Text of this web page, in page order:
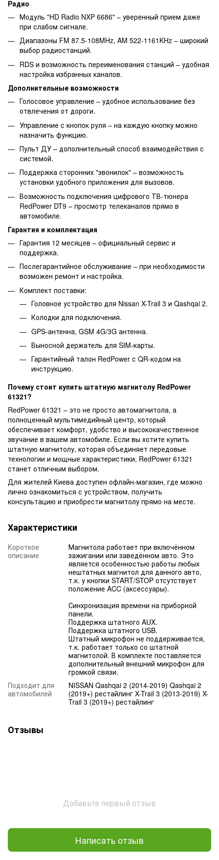
Радио
Модуль "HD Radio NXP 6686" – уверенный прием даже
при слабом сигнале.
Диапазоны FM 87.5-108MHz, AM 522-1161KHz – широкий
выбор радиостанций.
RDS и возможность переименования станций – удобная
настройка избранных каналов.
Дополнительные возможности
Голосовое управление – удобное использование без
отвлечения от дороги.
Управление с кнопок руля – на каждую кнопку можно
назначить функцию.
Пульт ДУ – дополнительный способ взаимодействия с
системой.
Поддержка сторонних "звонилок" – возможность
установки удобного приложения для вызовов.
Возможность подключения цифрового ТВ-тюнера
RedPower DT9 – просмотр телеканалов прямо в
автомобиле.
Гарантия и комплектация
Гарантия 12 месяцев – официальный сервис и
поддержка.
Послегарантийное обслуживание – при необходимости
возможен ремонт и настройка.
Комплект поставки:
Головное устройство для Nissan X-Trail 3 и Qashqai 2.
Колодки для подключения.
GPS-антенна, GSM 4G/3G антенна.
Выносной держатель для SIM-карты.
Гарантийный талон RedPower с QR-кодом на
инструкцию.
Почему стоит купить штатную магнитолу RedPower
61321?
RedPower 61321 – это не просто автомагнитола, а
полноценный мультимедийный центр, который
обеспечивает комфорт, удобство и высококачественное
звучание в вашем автомобиле. Если вы хотите купить
штатную магнитолу, которая объединяет передовые
технологии и мощные характеристики, RedPower 61321
станет отличным выбором.
Для жителей Киева доступен офлайн-магазин, где можно
лично ознакомиться с устройством, получить
консультацию и приобрести магнитолу прямо на месте.
Характеристики
Короткое
описание
Магнитола работает при включённом
зажигании или заведённом авто. Это
является особенностью работы любых
нештатных магнитол для данного авто,
т.к. у кнопки START/STOP отсутствует
положение ACC (аксессуары).
Синхронизация времени на приборной
панели.
Поддержка штатного AUX.
Поддержка штатного USB.
Штатный микрофон не поддерживается,
т.к. работает только со штатной
магнитолой. В комплекте поставляется
дополнительный внешний микрофон для
громкой связи.
Подходит для
автомобилей
NISSAN Qashqai 2 (2014-2019) Qashqai 2
(2019+) рестайлинг X-Trail 3 (2013-2019) X-
Trail 3 (2019+) рестайлинг
Отзывы
Добавьте первый отзыв
Написать отзыв